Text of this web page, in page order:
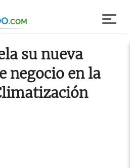
su nueva
negocio en la